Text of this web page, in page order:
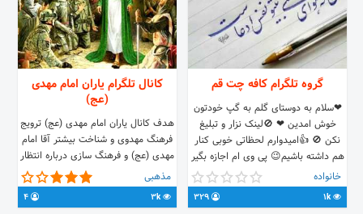
گروه تلگرام کافه چت قم
❤سلام به دوستای گلم به گپ خودتون
خوش امدین ❤ 🚫لینک نزار و تبلیغ
نکن 🚫 👍امیدوارم لحظاتی خوبی کنار
هم داشته باشیم😉 پی وی ام اجازه بگیر
بعد برو😉 ✔ ادب نشانه شخصیت
است✔
https://t.me/joinchat/LId_rVQj_0tvWBXVu3ft9w
خانواده
1k
کانال تلگرام یاران امام مهدی
(عج)
هدف کانال یاران امام مهدی (عج) ترویج
فرهنگ مهدوی و شناخت بیشتر آقا امام
مهدی (عج) و فرهنگ سازی درباره انتظار
ظهور است. تبلیغی صحیح در بیان و
بلاغ آموزه مهدویت و سرمشق گیری از
نمونه های الگویی ممتاز در عرصه تبلیغ
مذهبی
3k